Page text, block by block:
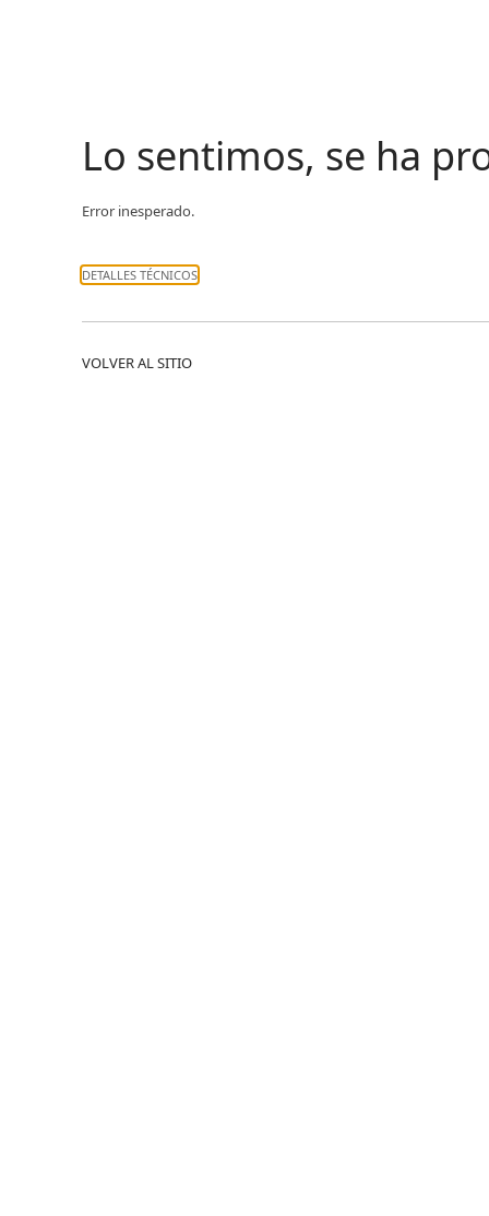
Lo sentimos, se ha
Error inesperado.
DETALLES TÉCNICOS
VOLVER AL SITIO